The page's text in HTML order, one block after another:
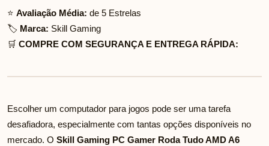
⭐ Avaliação Média: de 5 Estrelas
🏷️ Marca: Skill Gaming
🛒 COMPRE COM SEGURANÇA E ENTREGA RÁPIDA:
Escolher um computador para jogos pode ser uma tarefa
desafiadora, especialmente com tantas opções disponíveis no
mercado. O Skill Gaming PC Gamer Roda Tudo AMD A6